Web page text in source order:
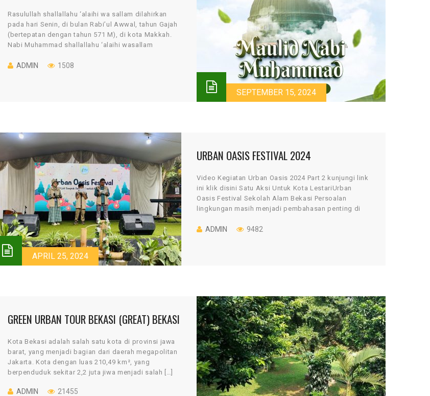
SEPTEMBER 15, 2024
Rasulullah shallallahu ‘alaihi wa sallam dilahirkan
pada hari Senin, di bulan Rabi’ul Awwal, tahun Gajah
(bertepatan dengan tahun 571 M), di kota Makkah.
Nabi Muhammad shallallahu ‘alaihi wasallam
ADMIN 1508
APRIL 25, 2024
URBAN OASIS FESTIVAL 2024
Video Kegiatan Urban Oasis 2024 Part 2 kunjungi link
ini klik disini Satu Aksi Untuk Kota LestariUrban
Oasis Festival Sekolah Alam Bekasi Persoalan
lingkungan masih menjadi pembahasan penting di
ADMIN 9482
GREEN URBAN TOUR BEKASI (GREAT) BEKASI
Kota Bekasi adalah salah satu kota di provinsi jawa
barat, yang menjadi bagian dari daerah megapolitan
Jakarta. Kota dengan luas 210,49 km², yang
berpenduduk sekitar 2,2 juta jiwa menjadi salah […]
ADMIN 21455